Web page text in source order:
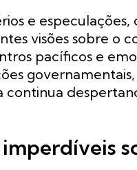
e especulações,
visões sobre o
pacíficos e
governamentais,
imperdíveis